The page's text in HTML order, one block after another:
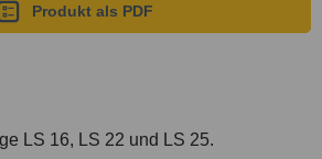
Produkt als PDF
LS 16, LS 22 und LS 25.